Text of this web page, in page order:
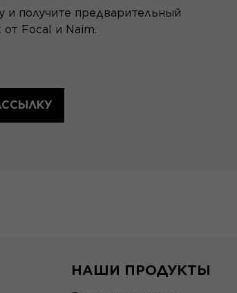
получите предварительный
Focal и Naim.
НАШИ ПРОДУКТЫ